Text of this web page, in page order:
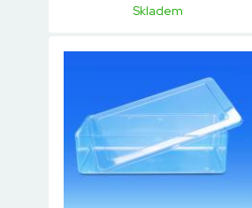
Skladem